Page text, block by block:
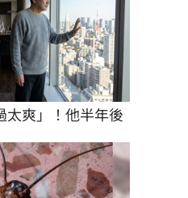
太爽」！他半年後